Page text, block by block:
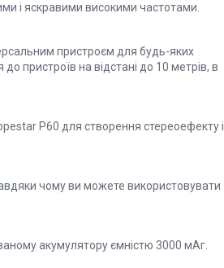
і яскравими високими частотами.
пристроєм для будь-яких
пристроїв на відстані до 10 метрів, в
P60 для створення стереоефекту і
чому ви можете використовувати
акумулятору ємністю 3000 мАг.